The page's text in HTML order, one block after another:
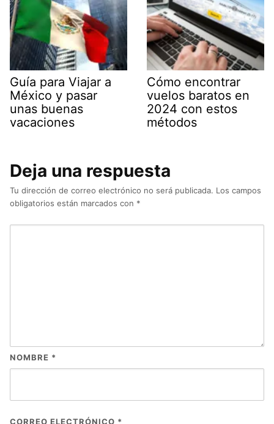
Guía para Viajar a
México y pasar
unas buenas
vacaciones
Cómo encontrar
vuelos baratos en
2024 con estos
métodos
Deja una respuesta
Tu dirección de correo electrónico no será publicada. Los campos
obligatorios están marcados con *
NOMBRE *
CORREO ELECTRÓNICO *